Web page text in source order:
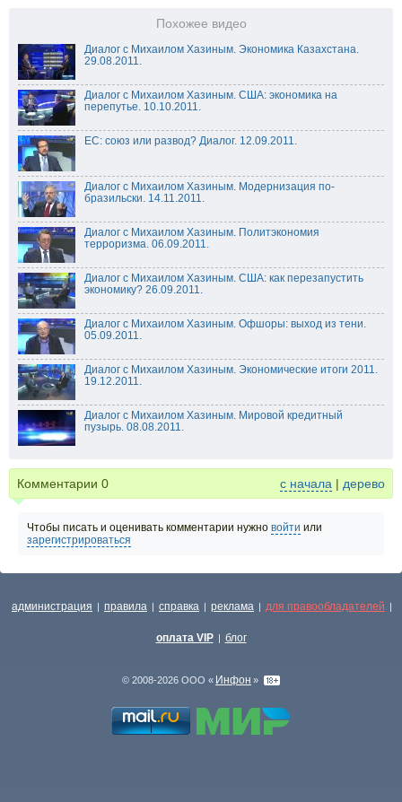
Похожее видео
Диалог с Михаилом Хазиным. Экономика Казахстана.
29.08.2011.
Диалог с Михаилом Хазиным. США: экономика на
перепутье. 10.10.2011.
ЕС: союз или развод? Диалог. 12.09.2011.
Диалог с Михаилом Хазиным. Модернизация по-
бразильски. 14.11.2011.
Диалог с Михаилом Хазиным. Политэкономия
терроризма. 06.09.2011.
Диалог с Михаилом Хазиным. США: как перезапустить
экономику? 26.09.2011.
Диалог с Михаилом Хазиным. Офшоры: выход из тени.
05.09.2011.
Диалог с Михаилом Хазиным. Экономические итоги 2011.
19.12.2011.
Диалог с Михаилом Хазиным. Мировой кредитный
пузырь. 08.08.2011.
Комментарии 0 с начала | дерево
Чтобы писать и оценивать комментарии нужно войти или
зарегистрироваться
администрация | правила | справка | реклама | для правообладателей |
оплата VIP | блог
© 2008-2026 ООО « Инфон »